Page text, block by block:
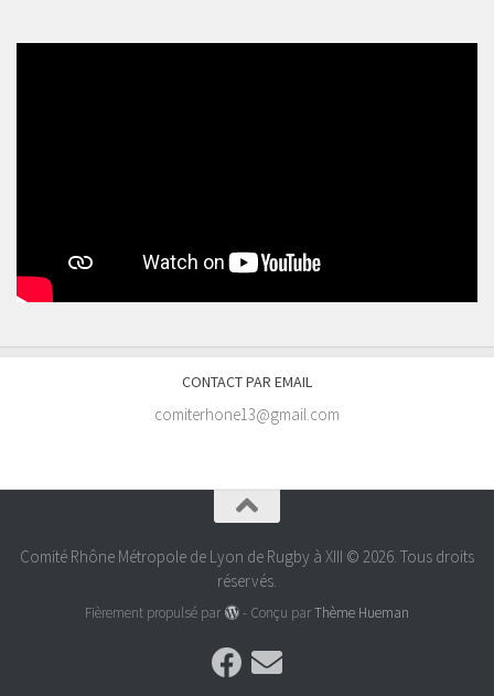
CONTACT PAR EMAIL
comiterhone13@gmail.com
Comité Rhône Métropole de Lyon de Rugby à XIII © 2026. Tous droits
réservés.
Fièrement propulsé par - Conçu parThème Hueman